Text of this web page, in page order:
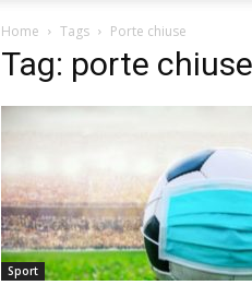
Home Tags Porte chiuse
Tag: porte chiuse
Sport